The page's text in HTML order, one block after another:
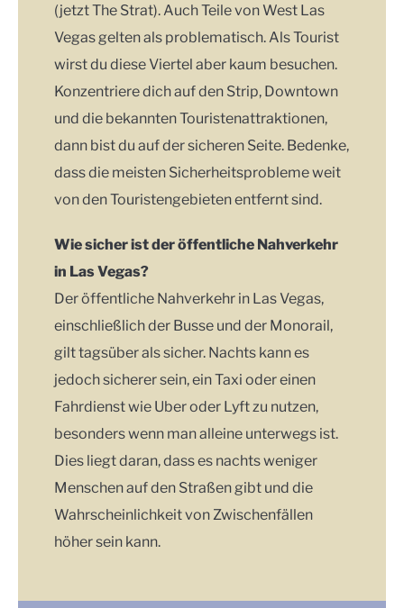
(jetzt The Strat). Auch Teile von West Las
Vegas gelten als problematisch. Als Tourist
wirst du diese Viertel aber kaum besuchen.
Konzentriere dich auf den Strip, Downtown
und die bekannten Touristenattraktionen,
dann bist du auf der sicheren Seite. Bedenke,
dass die meisten Sicherheitsprobleme weit
von den Touristengebieten entfernt sind.
Wie sicher ist der öffentliche Nahverkehr
in Las Vegas?
Der öffentliche Nahverkehr in Las Vegas,
einschließlich der Busse und der Monorail,
gilt tagsüber als sicher. Nachts kann es
jedoch sicherer sein, ein Taxi oder einen
Fahrdienst wie Uber oder Lyft zu nutzen,
besonders wenn man alleine unterwegs ist.
Dies liegt daran, dass es nachts weniger
Menschen auf den Straßen gibt und die
Wahrscheinlichkeit von Zwischenfällen
höher sein kann.